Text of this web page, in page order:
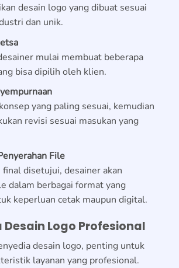
desain logo yang dibuat sesuai
dan unik.
mulai membuat beberapa
bisa dipilih oleh klien.
yang paling sesuai, kemudian
revisi sesuai masukan yang
File
disetujui, desainer akan
dalam berbagai format yang
keperluan cetak maupun digital.
Logo Profesional
desain logo, penting untuk
layanan yang profesional.